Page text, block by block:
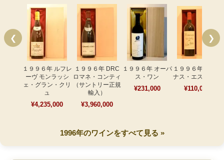
❮
１９９６年 ルフレ
ーヴ モンラッシ
ェ・グラン・クリ
ュ
¥4,235,000
１９９６年 DRC
ロマネ・コンティ
（サントリー正規
輸入）
¥3,960,000
１９９６年 オーパ
ス・ワン
¥231,000
１９９６年 ドミ
ナス・エステート
¥110,000
❯
1996年のワインをすべて見る »